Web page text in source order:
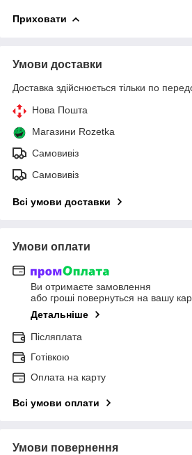
Приховати
Умови доставки
Доставка здійснюється тільки по
Нова Пошта
Магазини Rozetka
Самовивіз
Самовивіз
Всі умови доставки
Умови оплати
Ви отримаєте замовлення
або гроші повернуться на вашу
Детальніше
Післяплата
Готівкою
Оплата на карту
Всі умови оплати
Умови повернення